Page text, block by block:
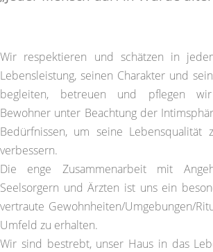
Wir respektieren und schätzen in
Lebensleistung, seinen Charakter und
begleiten, betreuen und pflegen
Bewohner unter Beachtung der
Bedürfnissen, um seine Lebensqualität
verbessern.
Die enge Zusammenarbeit mit
Seelsorgern und Ärzten ist uns ein
vertraute Gewohnheiten/Umgebungen/
Umfeld zu erhalten.
Wir sind bestrebt, unser Haus in das